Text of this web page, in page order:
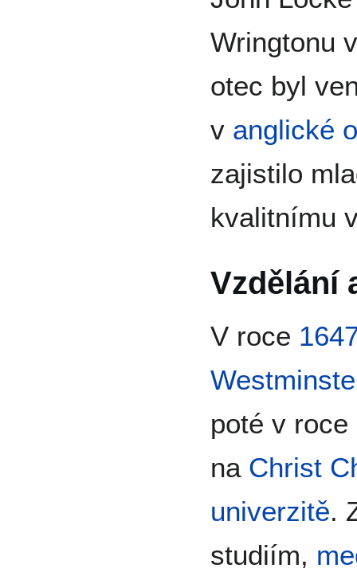
Wringtonu
otec byl
v anglické
zajistilo
kvalitnímu
Vzdělání
V roce
poté v roce
na Christ
univerzitě.
studiím,